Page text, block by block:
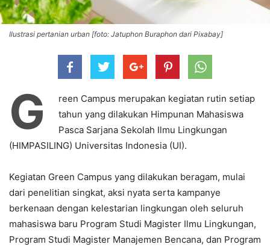
Ilustrasi pertanian urban [foto: Jatuphon Buraphon dari Pixabay]
G
reen Campus merupakan kegiatan rutin setiap
tahun yang dilakukan Himpunan Mahasiswa
Pasca Sarjana Sekolah Ilmu Lingkungan
(HIMPASILING) Universitas Indonesia (UI).
Kegiatan Green Campus yang dilakukan beragam, mulai
dari penelitian singkat, aksi nyata serta kampanye
berkenaan dengan kelestarian lingkungan oleh seluruh
mahasiswa baru Program Studi Magister Ilmu Lingkungan,
Program Studi Magister Manajemen Bencana, dan Program